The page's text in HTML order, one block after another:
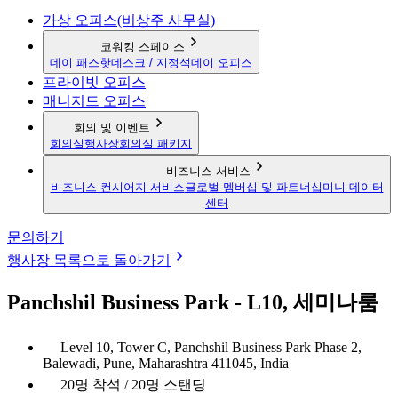
가상 오피스(비상주 사무실)
코워킹 스페이스
데이 패스핫데스크 / 지정석데이 오피스
프라이빗 오피스
매니지드 오피스
회의 및 이벤트
회의실행사장회의실 패키지
비즈니스 서비스
비즈니스 컨시어지 서비스글로벌 멤버십 및 파트너십 미니 데이터
센터
문의하기
행사장 목록으로 돌아가기
Panchshil Business Park - L10, 세미나룸
Level 10, Tower C, Panchshil Business Park Phase 2,
Balewadi, Pune, Maharashtra 411045, India
20명 착석 / 20명 스탠딩